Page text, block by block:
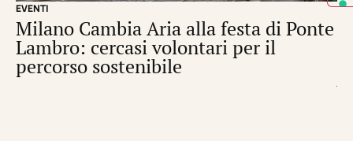
EVENTI
Milano Cambia Aria alla festa di Ponte
Lambro: cercasi volontari per il
percorso sostenibile